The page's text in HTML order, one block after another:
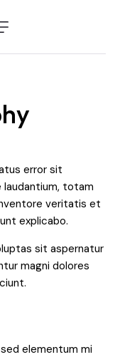
error sit
totam
veritatis et
explicabo.
sit aspernatur
magni dolores
elementum mi